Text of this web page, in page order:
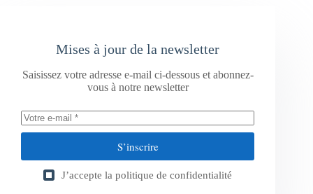
Mises à jour de la newsletter
Saisissez votre adresse e-mail ci-dessous et abonnez-
vous à notre newsletter
S’inscrire
J’accepte la politique de confidentialité